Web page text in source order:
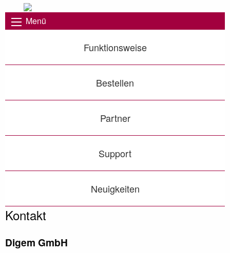
Menü
Funktionsweise
Bestellen
Partner
Support
Neuigkeiten
Kontakt
Digem GmbH